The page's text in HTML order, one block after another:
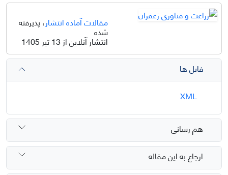
مقالات آماده انتشار، پذیرفته
شده
انتشار آنلاین از 13 تیر 1405
فایل ها
هم رسانی
ارجاع به این مقاله